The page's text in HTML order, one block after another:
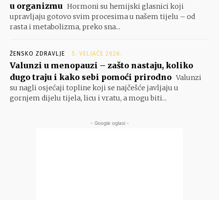
u organizmu Hormoni su hemijski glasnici koji
upravljaju gotovo svim procesima u našem tijelu – od
rasta i metabolizma, preko sna...
ŽENSKO ZDRAVLJE 5. VELJAČE 2026.
Valunzi u menopauzi – zašto nastaju, koliko
dugo traju i kako sebi pomoći prirodno Valunzi
su nagli osjećaji topline koji se najčešće javljaju u
gornjem dijelu tijela, licu i vratu, a mogu biti...
- Google oglasi -